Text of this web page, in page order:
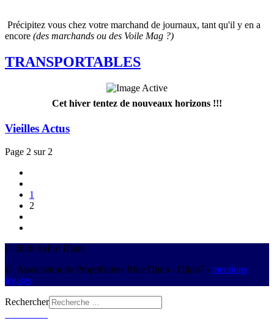
Précipitez vous chez votre marchand de journaux, tant qu'il y en a
encore (des marchands ou des Voile Mag ?)
TRANSPORTABLES
Cet hiver tentez de nouveaux horizons !!!
Vieilles Actus
Page 2 sur 2
1
2
© 2026 AsPro Djinn
© Association de Propriétaires Blue Djinn - Djinn7 - mentions
légales
Rechercher